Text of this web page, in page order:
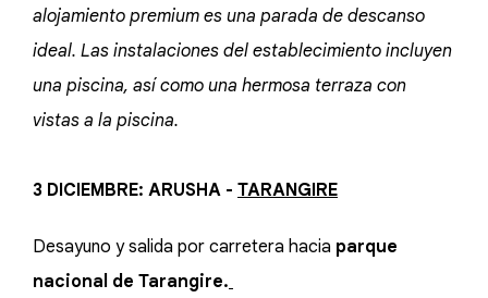
alojamiento premium es una parada de descanso
ideal. Las instalaciones del establecimiento incluyen
una piscina, así como una hermosa terraza con
vistas a la piscina.
3 DICIEMBRE: ARUSHA - TARANGIRE
Desayuno y salida por carretera hacia parque
nacional de Tarangire.